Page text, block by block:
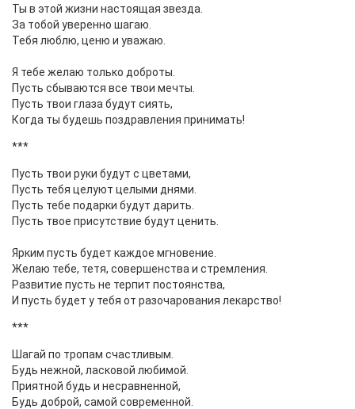
Ты в этой жизни настоящая звезда.
За тобой уверенно шагаю.
Тебя люблю, ценю и уважаю.
Я тебе желаю только доброты.
Пусть сбываются все твои мечты.
Пусть твои глаза будут сиять,
Когда ты будешь поздравления принимать!
***
Пусть твои руки будут с цветами,
Пусть тебя целуют целыми днями.
Пусть тебе подарки будут дарить.
Пусть твое присутствие будут ценить.
Ярким пусть будет каждое мгновение.
Желаю тебе, тетя, совершенства и стремления.
Развитие пусть не терпит постоянства,
И пусть будет у тебя от разочарования лекарство!
***
Шагай по тропам счастливым.
Будь нежной, ласковой любимой.
Приятной будь и несравненной,
Будь доброй, самой современной.